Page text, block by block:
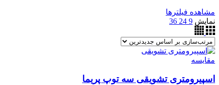
مشاهده فیلترها
نمایش 9
24
36
مقایسه
اسپیرومتری تشویقی سه توپ پریما